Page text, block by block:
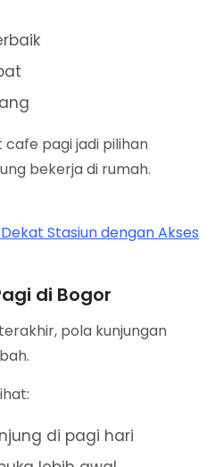
cafe pagi jadi pilihan
bekerja di rumah.
Stasiun dengan Akses
di Bogor
pola kunjungan
di pagi hari